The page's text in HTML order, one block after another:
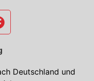
Deutschland und